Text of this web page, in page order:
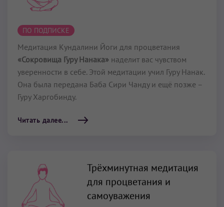
ПО ПОДПИСКЕ
Медитация Кундалини Йоги для процветания
«Сокровища Гуру Нанака» наделит вас чувством
уверенности в себе. Этой медитации учил Гуру Нанак.
Она была передана Баба Сири Чанду и ещё позже –
Гуру Харгобинду.
Читать далее...
Трёхминутная медитация
для процветания и
самоуважения